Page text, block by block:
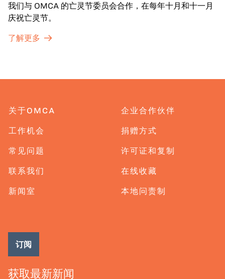
我们与 OMCA 的亡灵节委员会合作，在每年十月和十一月
庆祝亡灵节。
了解更多
关于OMCA
工作机会
常见问题
联系我们
新闻室
企业合作伙伴
捐赠方式
许可证和复制
在线收藏
本地问责制
获取最新新闻
订阅